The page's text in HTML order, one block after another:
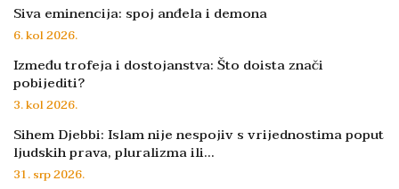
Siva eminencija: spoj anđela i demona
6. kol 2026.
Između trofeja i dostojanstva: Što doista znači
pobijediti?
3. kol 2026.
Sihem Djebbi: Islam nije nespojiv s vrijednostima poput
ljudskih prava, pluralizma ili…
31. srp 2026.